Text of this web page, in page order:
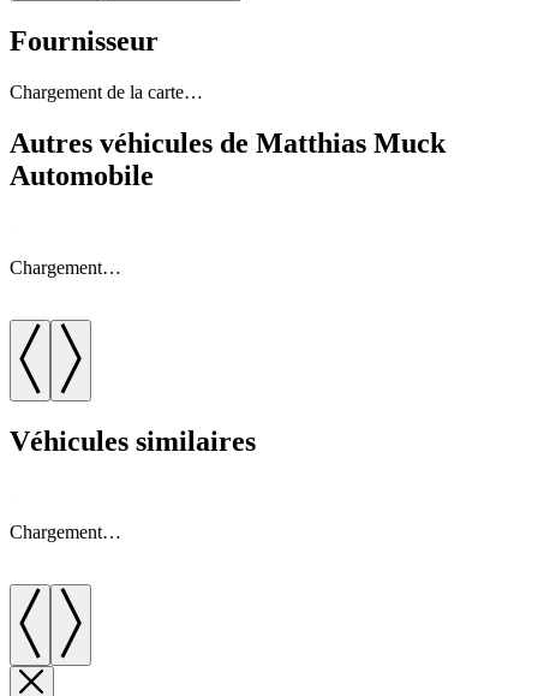
Fournisseur
Chargement de la carte…
Autres véhicules de Matthias Muck
Automobile
Chargement…
Véhicules similaires
Chargement…